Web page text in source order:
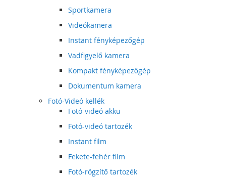
Sportkamera
Videókamera
Instant fényképezőgép
Vadfigyelő kamera
Kompakt fényképezőgép
Dokumentum kamera
Fotó-Videó kellék
Fotó-videó akku
Fotó-videó tartozék
Instant film
Fekete-fehér film
Fotó-rögzítő tartozék